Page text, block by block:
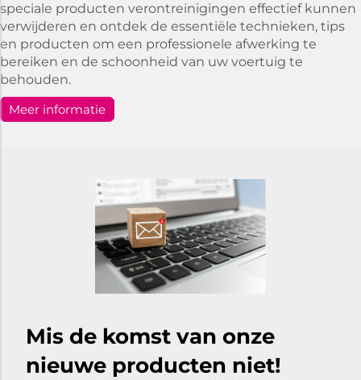
speciale producten verontreinigingen effectief kunnen
verwijderen en ontdek de essentiële technieken, tips
en producten om een professionele afwerking te
bereiken en de schoonheid van uw voertuig te
behouden.
Meer informatie
Mis de komst van onze
nieuwe producten niet!